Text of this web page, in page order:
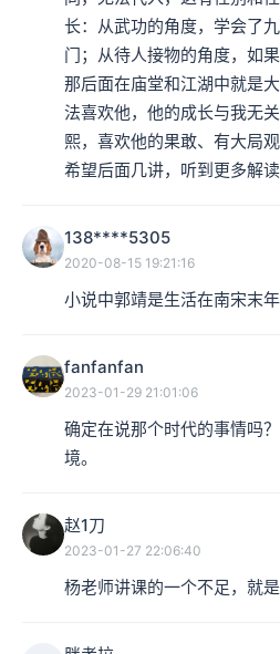
长：从武功的角度，学会了
门；从待人接物的角度，如
那后面在庙堂和江湖中就是
法喜欢他，他的成长与我无
熙，喜欢他的果敢、有大局
希望后面几讲，听到更多解读
138****5305
2020-08-15 19:21:16
小说中郭靖是生活在南宋末
fanfanfan
2023-01-29 21:01:06
确定在说那个时代的事情吗
境。
赵1刀
2023-01-27 22:06:40
杨老师讲课的一个不足，就